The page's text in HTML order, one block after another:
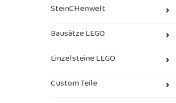
SteinCHenwelt
Bausätze LEGO
Einzelsteine LEGO
Custom Teile